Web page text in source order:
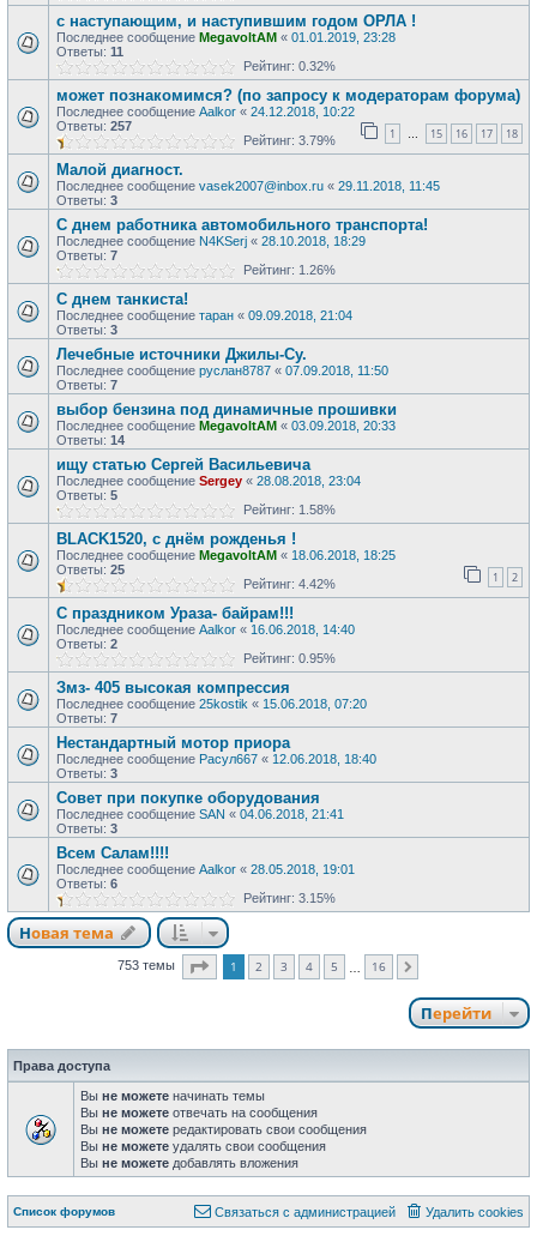
с наступающим, и наступившим годом ОРЛА !
Последнее сообщение MegavoltAM « 01.01.2019, 23:28
Ответы: 11
Рейтинг: 0.32%
может познакомимся? (по запросу к модераторам форума)
Последнее сообщение Aalkor « 24.12.2018, 10:22
Ответы: 257 1 … 15 16 17 18
Рейтинг: 3.79%
Малой диагност.
Последнее сообщение vasek2007@inbox.ru « 29.11.2018, 11:45
Ответы: 3
С днем работника автомобильного транспорта!
Последнее сообщение N4KSerj « 28.10.2018, 18:29
Ответы: 7
Рейтинг: 1.26%
С днем танкиста!
Последнее сообщение таран « 09.09.2018, 21:04
Ответы: 3
Лечебные источники Джилы-Су.
Последнее сообщение руслан8787 « 07.09.2018, 11:50
Ответы: 7
выбор бензина под динамичные прошивки
Последнее сообщение MegavoltAM « 03.09.2018, 20:33
Ответы: 14
ищу статью Сергей Васильевича
Последнее сообщение Sergey « 28.08.2018, 23:04
Ответы: 5
Рейтинг: 1.58%
BLACK1520, с днём рожденья !
Последнее сообщение MegavoltAM « 18.06.2018, 18:25
Ответы: 25 1 2
Рейтинг: 4.42%
С праздником Ураза- байрам!!!
Последнее сообщение Aalkor « 16.06.2018, 14:40
Ответы: 2
Рейтинг: 0.95%
Змз- 405 высокая компрессия
Последнее сообщение 25kostik « 15.06.2018, 07:20
Ответы: 7
Нестандартный мотор приора
Последнее сообщение Расул667 « 12.06.2018, 18:40
Ответы: 3
Совет при покупке оборудования
Последнее сообщение SAN « 04.06.2018, 21:41
Ответы: 3
Всем Салам!!!!
Последнее сообщение Aalkor « 28.05.2018, 19:01
Ответы: 6
Рейтинг: 3.15%
Новая тема
753 темы Страница из
1 2 3 4 5 16
Перейти
Права доступа
Вы не можете начинать темы
Вы не можете отвечать на сообщения
Вы не можете редактировать свои сообщения
Вы не можете удалять свои сообщения
Вы не можете добавлять вложения
Список форумов Удалить cookies
Связаться с администрацией